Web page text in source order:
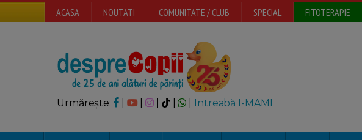
ACASA NOUTATI COMUNITATE / CLUB SPECIAL FITOTERAPIE
Urmărește: | | Intreabă I-MAMI